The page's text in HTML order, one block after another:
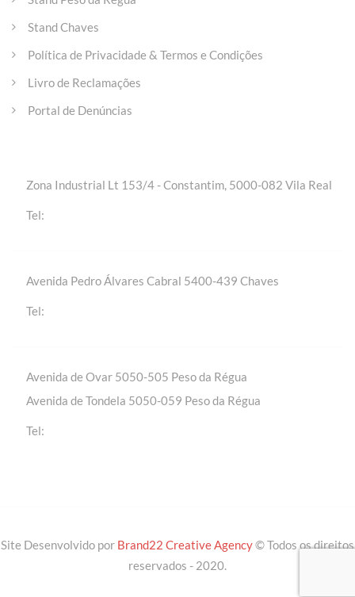
Stand Chaves
Política de Privacidade & Termos e Condições
Livro de Reclamações
Portal de Denúncias
Zona Industrial Lt 153/4 - Constantim, 5000-082 Vila Real
Tel:
Avenida Pedro Álvares Cabral 5400-439 Chaves
Tel:
Avenida de Ovar 5050-505 Peso da Régua
Avenida de Tondela 5050-059 Peso da Régua
Tel:
Site Desenvolvido por Brand22 Creative Agency© Todos os direitos
reservados - 2020.